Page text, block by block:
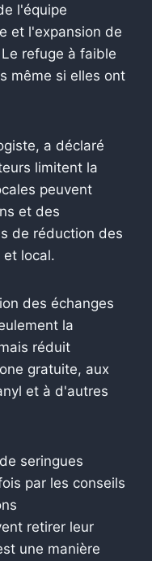
l'équipe
et l'expansion de
refuge à faible
même si elles ont
a déclaré
limitent la
peuvent
et des
de réduction des
et local.
des échanges
la
réduit
gratuite, aux
et à d'autres
seringues
par les conseils
retirer leur
une manière